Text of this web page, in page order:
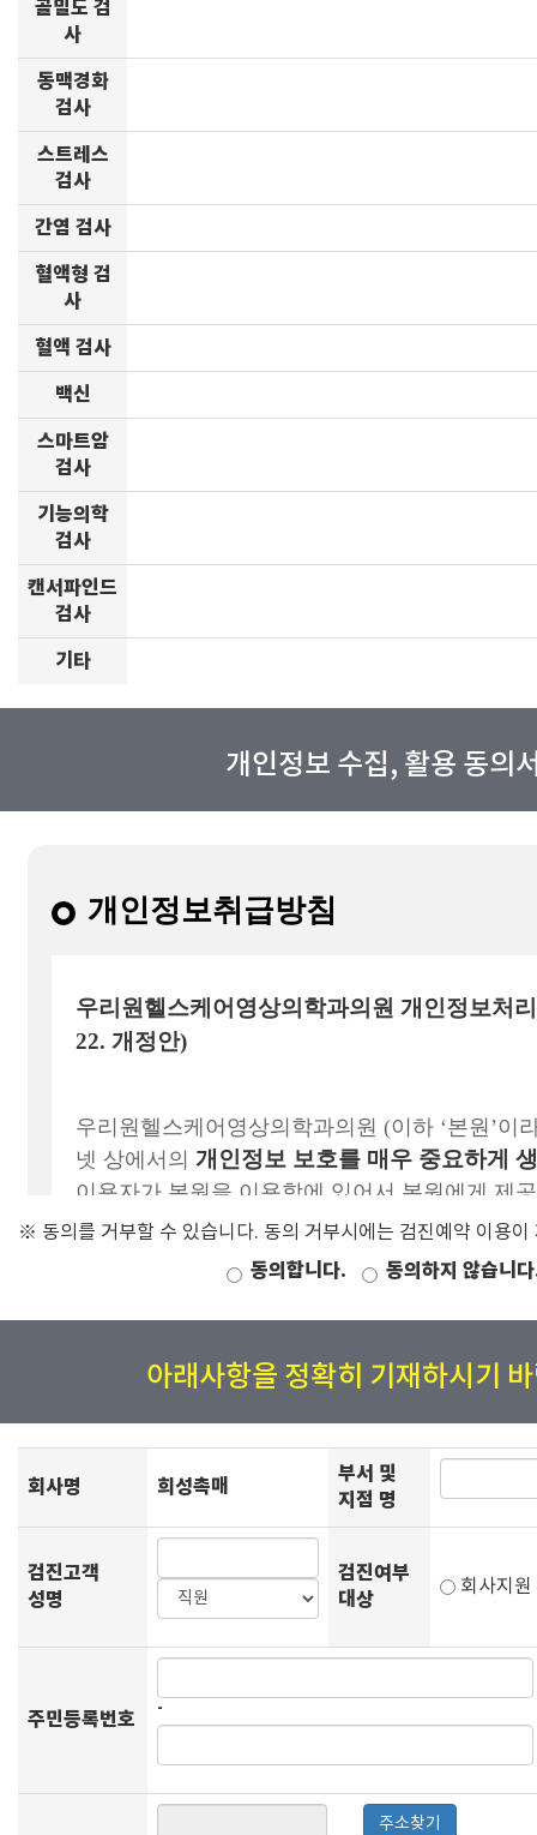
골밀도 검
사
동맥경화
검사
스트레스
검사
간염 검사
혈액형 검
사
혈액 검사
백신
스마트암
검사
기능의학
검사
캔서파인드
검사
기타
개인정보 수집, 활용 동의
※ 동의를 거부할 수 있습니다. 동의 거부시에는 검진예약 이용이
동의합니다. 동의하지 않습니
아래사항을 정확히 기재하시기
회사명 희성촉매
부서 및
지점 명
검진고객
성명
검진여부
대상
회사지
주민등록번호 -
주소찾기